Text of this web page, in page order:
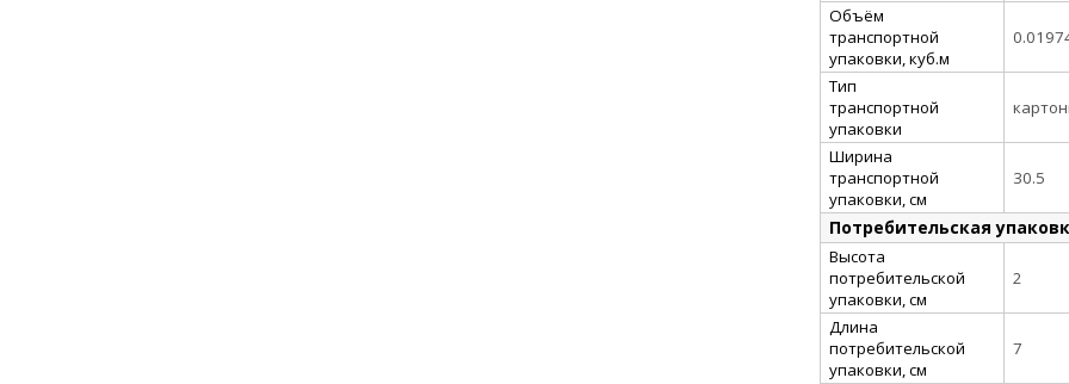
Объём
транспортной
упаковки, куб.м
Тип
транспортной
упаковки
Ширина
транспортной
упаковки, см
30.5
Потребительская
Высота
потребительской
упаковки, см
2
Длина
потребительской
упаковки, см
7